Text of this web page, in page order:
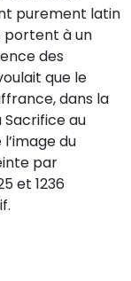
purement latin
portent à un
des
que le
dans la
Sacrifice au
du
par
et 1236